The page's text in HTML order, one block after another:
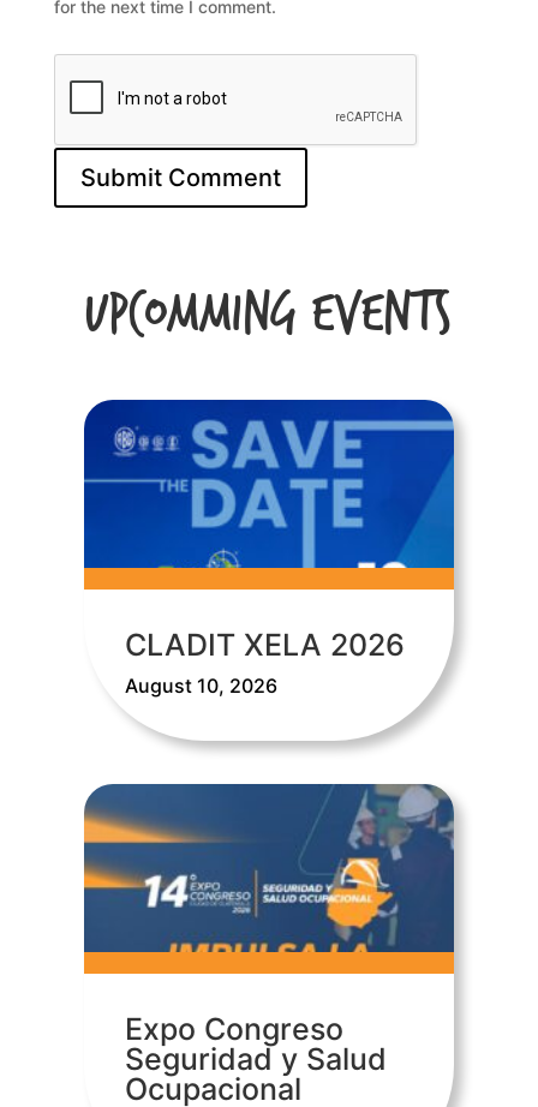
for the next time I comment.
Upcomming Events
CLADIT XELA 2026
August 10, 2026
Expo Congreso
Seguridad y Salud
Ocupacional